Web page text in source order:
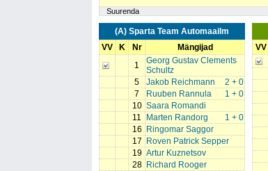
Suurenda
(A) Sparta Team Automaailm
VV
K Nr
Mängijad
1
Georg Gustav Clements
Schultz
5
2 + 0
Jakob Reichmann
7
1 + 0
Ruuben Rannula
10 Saara Romandi
11
1 + 0
Marten Randorg
16
Ringomar Saggor
17
Roven Patrick Sepper
19 Artur Kuznetsov
28
Richard Rooger
VV